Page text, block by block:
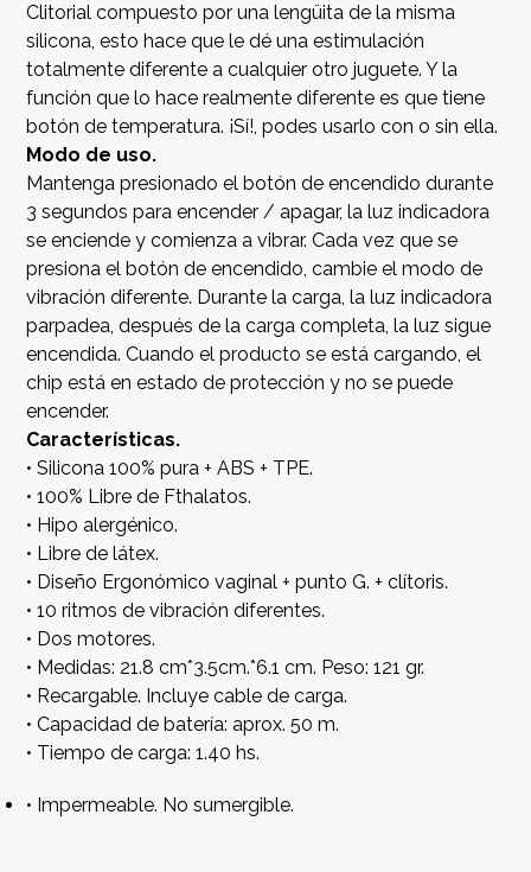
Clitorial compuesto por una lengüita de la misma
silicona, esto hace que le dé una estimulación
totalmente diferente a cualquier otro juguete. Y la
función que lo hace realmente diferente es que tiene
botón de temperatura. ¡Sí!, podes usarlo con o sin ella.
Modo de uso.
Mantenga presionado el botón de encendido durante
3 segundos para encender / apagar, la luz indicadora
se enciende y comienza a vibrar. Cada vez que se
presiona el botón de encendido, cambie el modo de
vibración diferente. Durante la carga, la luz indicadora
parpadea, después de la carga completa, la luz sigue
encendida. Cuando el producto se está cargando, el
chip está en estado de protección y no se puede
encender.
Características.
• Silicona 100% pura + ABS + TPE.
• 100% Libre de Fthalatos.
• Hipo alergénico.
• Libre de látex.
• Diseño Ergonómico vaginal + punto G. + clítoris.
• 10 ritmos de vibración diferentes.
• Dos motores.
• Medidas: 21.8 cm*3.5cm.*6.1 cm. Peso: 121 gr.
• Recargable. Incluye cable de carga.
• Capacidad de batería: aprox. 50 m.
• Tiempo de carga: 1.40 hs.
• Impermeable. No sumergible.